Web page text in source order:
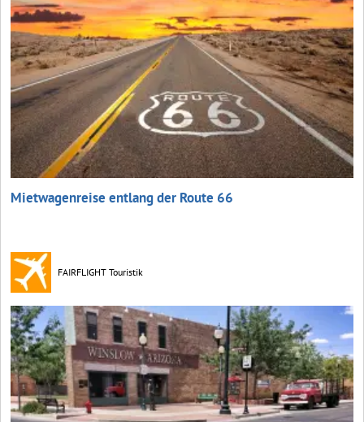
Mietwagenreise entlang der Route 66
FAIRFLIGHT Touristik